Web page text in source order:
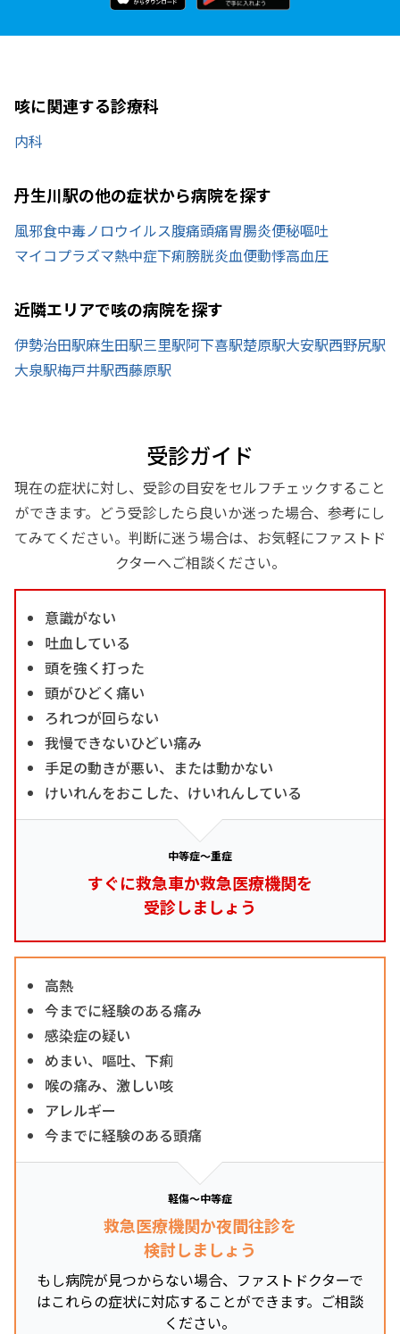
咳に関連する診療科
内科
丹生川駅の他の症状から病院を探す
風邪食中毒ノロウイルス腹痛頭痛胃腸炎便秘嘔吐
マイコプラズマ熱中症下痢膀胱炎血便動悸高血圧
近隣エリアで咳の病院を探す
伊勢治田駅麻生田駅三里駅阿下喜駅楚原駅大安駅西野尻駅
大泉駅梅戸井駅西藤原駅
受診ガイド
現在の症状に対し、受診の目安をセルフチェックすること
ができます。どう受診したら良いか迷った場合、参考にし
てみてください。判断に迷う場合は、お気軽にファストド
クターへご相談ください。
意識がない
吐血している
頭を強く打った
頭がひどく痛い
ろれつが回らない
我慢できないひどい痛み
手足の動きが悪い、または動かない
けいれんをおこした、けいれんしている
中等症～重症
すぐに救急車か救急医療機関を
受診しましょう
高熱
今までに経験のある痛み
感染症の疑い
めまい、嘔吐、下痢
喉の痛み、激しい咳
アレルギー
今までに経験のある頭痛
軽傷～中等症
救急医療機関か夜間往診を
検討しましょう
もし病院が見つからない場合、ファストドクターで
はこれらの症状に対応することができます。ご相談
ください。